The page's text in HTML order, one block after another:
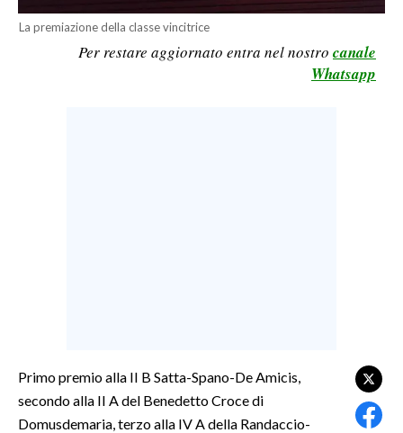
LAVORO
CULTURA
La premiazione della classe vincitrice
Per restare aggiornato entra nel nostro canale
Whatsapp
Primo premio alla II B Satta-Spano-De Amicis,
secondo alla II A del Benedetto Croce di
Domusdemaria, terzo alla IV A della Randaccio-